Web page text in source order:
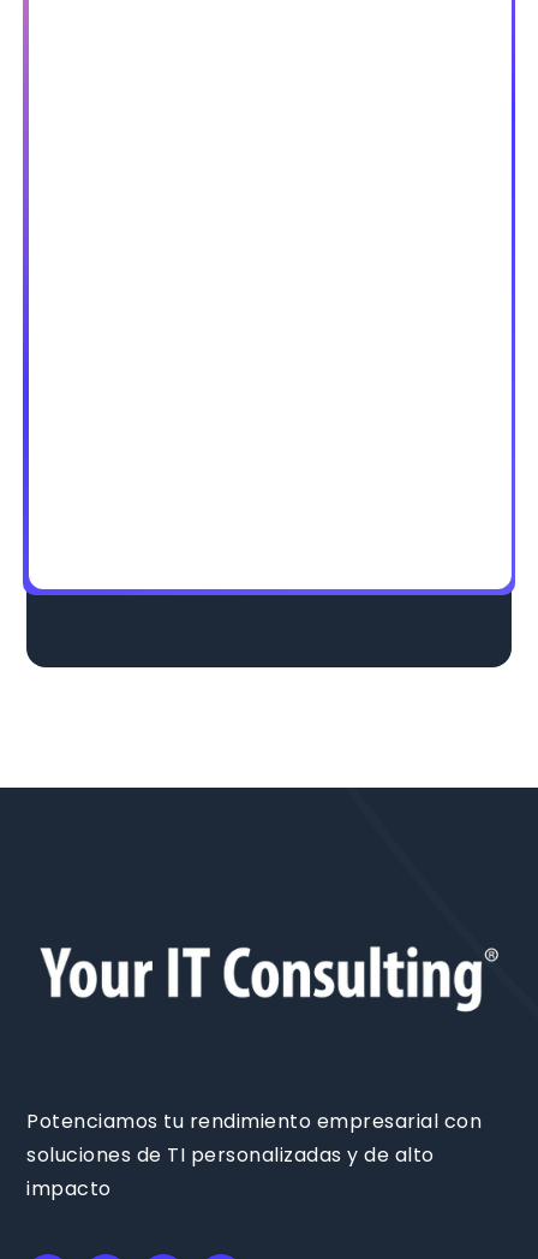
Potenciamos tu rendimiento empresarial con
soluciones de TI personalizadas y de alto
impacto